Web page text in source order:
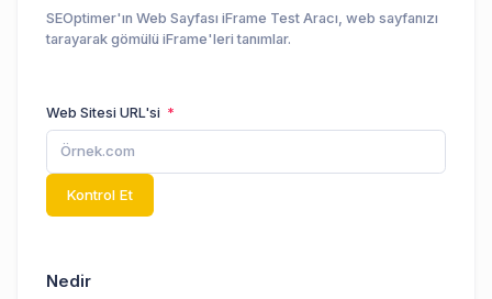
SEOptimer'ın Web Sayfası iFrame Test Aracı, web sayfanızı
tarayarak gömülü iFrame'leri tanımlar.
Web Sitesi URL'si
Kontrol Et
Nedir